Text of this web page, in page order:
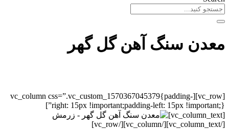
معدن سنگ آهن گل گهر
[vc_row][vc_column css=”.vc_custom_1570367045379{padding-
right: 15px !important;padding-left: 15px !important;}”]
[vc_column_text]
[/vc_column_text][/vc_column][/vc_row]